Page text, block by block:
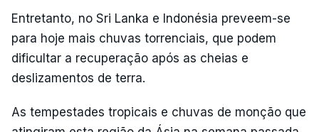
Entretanto, no Sri Lanka e Indonésia preveem-se
para hoje mais chuvas torrenciais, que podem
dificultar a recuperação após as cheias e
deslizamentos de terra.
As tempestades tropicais e chuvas de monção que